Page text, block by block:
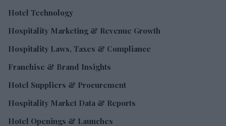
Hotel Technology
Hospitality Marketing & Revenue Growth
Hospitality Laws, Taxes & Compliance
Franchise & Brand Insights
Hotel Suppliers & Procurement
Hospitality Market Data & Reports
Hotel Openings & Launches